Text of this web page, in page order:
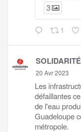
3
1
20 Avr 2023
Les
défaillantes
de l'eau
Guadeloupe
métropole.